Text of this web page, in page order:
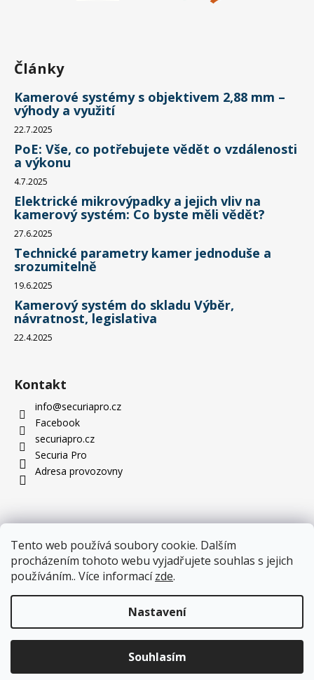
Tento web používá soubory cookie. Dalším
procházením tohoto webu vyjadřujete souhlas s jejich
používáním.. Více informacízde.
Nastavení
Souhlasím
Novinka, kterou stojí za to vidět: nové PTZ kamery jsou
Články
Kamerové systémy s objektivem 2,88 mm –
výhody a využití
22.7.2025
PoE: Vše, co potřebujete vědět o vzdálenosti
a výkonu
4.7.2025
Elektrické mikrovýpadky a jejich vliv na
kamerový systém: Co byste měli vědět?
27.6.2025
Technické parametry kamer jednoduše a
srozumitelně
19.6.2025
Kamerový systém do skladu Výběr,
návratnost, legislativa
22.4.2025
Kontakt
info@securiapro.cz
Facebook
securiapro.cz
Securia Pro
Adresa provozovny
SecuriaPro.cz. Všechna práva vyhrazena.